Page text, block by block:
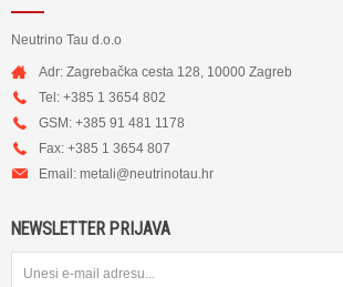
Neutrino Tau d.o.o
Adr: Zagrebačka cesta 128, 10000 Zagreb
Tel: +385 1 3654 802
GSM: +385 91 481 1178
Fax: +385 1 3654 807
Email: metali@neutrinotau.hr
NEWSLETTER PRIJAVA